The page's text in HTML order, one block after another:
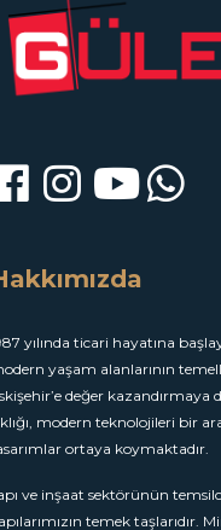
yılında ticari hayatına
yaşam alanlarının
değer
modern teknolojileri bir
ortaya koymaktadır.
ve inşaat sektörünün
temek taşlarıdır.